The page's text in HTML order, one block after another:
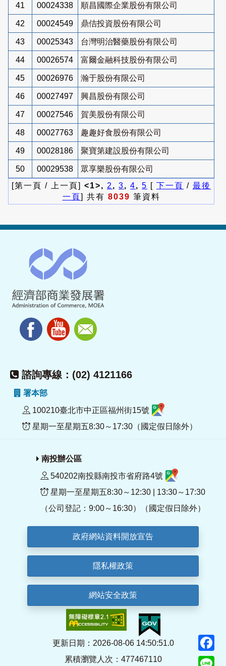
41 00024338 順昌國際企業股份有限公司
42 00024549 鼎佶投資股份有限公司
43 00025343 台灣明治醫藥股份有限公司
44 00026574 富爾金融科技股份有限公司
45 00026976 瀚于股份有限公司
46 00027497 興昌股份有限公司
47 00027546 賀美股份有限公司
48 00027763 趣趣好食股份有限公司
49 00028186 聚寶第建設股份有限公司
50 00029538
眾享樂股份有限公司
[第一頁 / 上一頁] <1>, 2 , 3, 4, 5 [ 下一頁 / 最後
一頁] 共有 8039 筆資料
諮詢專線：(02) 4121166
署本部
100210臺北市中正區福州街15號
星期一至星期五8:30～17:30（國定假日除外）
南投辦公區
540202南投縣南投市省府路4號
星期一至星期五8:30～12:30 | 13:30～17:30
（公司登記：9:00～16:30）（國定假日除外）
政府網站資料開放宣告
隱私權政策
網站安全政策
更新日期：2026-08-06 14:50:51.0
累積瀏覽人次：477467110